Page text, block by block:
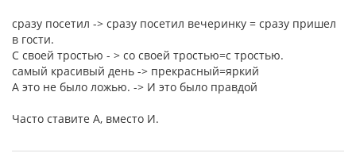
сразу посетил -> сразу посетил вечеринку = сразу пришел
в гости.
С своей тростью - > со своей тростью=с тростью.
самый красивый день -> прекрасный=яркий
А это не было ложью. -> И это было правдой
Часто ставите А, вместо И.